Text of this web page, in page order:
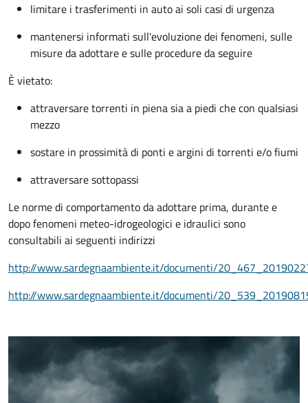
limitare i trasferimenti in auto ai soli casi di urgenza
mantenersi informati sull'evoluzione dei fenomeni, sulle
misure da adottare e sulle procedure da seguire
È vietato:
attraversare torrenti in piena sia a piedi che con qualsiasi
mezzo
sostare in prossimità di ponti e argini di torrenti e/o fiumi
attraversare sottopassi
Le norme di comportamento da adottare prima, durante e
dopo fenomeni meteo-idrogeologici e idraulici sono
consultabili ai seguenti indirizzi
http://www.sardegnaambiente.it/documenti/
http://www.sardegnaambiente.it/documenti/